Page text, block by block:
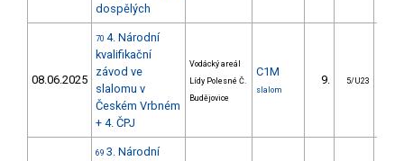
dospělých
08.06.2025
70 4. Národní
kvalifikační
závod ve
slalomu v
Českém Vrbném
+ 4. ČPJ
Vodácký areál
Lídy Polesné Č.
Budějovice
C1M
slalom
9. 5/U23
69 3. Národní